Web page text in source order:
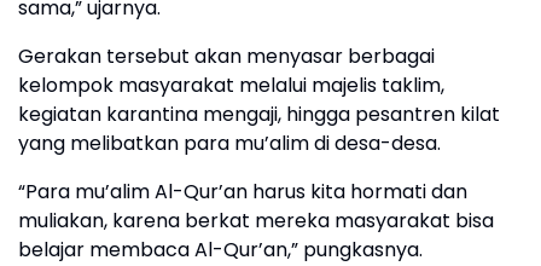
sama,” ujarnya.
Gerakan tersebut akan menyasar berbagai
kelompok masyarakat melalui majelis taklim,
kegiatan karantina mengaji, hingga pesantren kilat
yang melibatkan para mu’alim di desa-desa.
“Para mu’alim Al-Qur’an harus kita hormati dan
muliakan, karena berkat mereka masyarakat bisa
belajar membaca Al-Qur’an,” pungkasnya.